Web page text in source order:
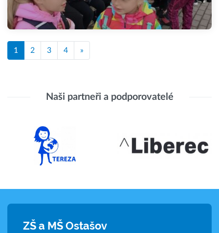
1 2 3 4 »
Naši partneři a podporovatelé
ZŠ a MŠ Ostašov